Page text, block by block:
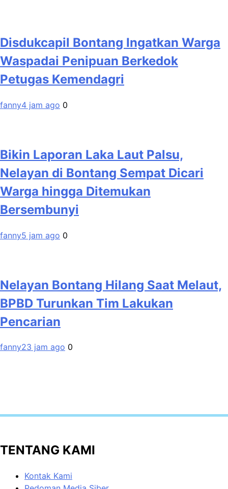
Disdukcapil Bontang Ingatkan Warga
Waspadai Penipuan Berkedok
Petugas Kemendagri
fanny4 jam ago 0
Bikin Laporan Laka Laut Palsu,
Nelayan di Bontang Sempat Dicari
Warga hingga Ditemukan
Bersembunyi
fanny5 jam ago 0
Nelayan Bontang Hilang Saat Melaut,
BPBD Turunkan Tim Lakukan
Pencarian
fanny23 jam ago 0
TENTANG KAMI
Kontak Kami